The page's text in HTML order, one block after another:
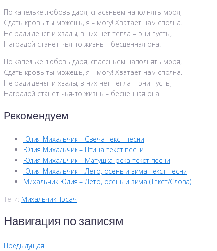
По капельке любовь даря, спасеньем наполнять моря,
Сдать кровь ты можешь, я – могу! Хватает нам сполна.
Не ради денег и хвалы, в них нет тепла – они пусты,
Наградой станет чья-то жизнь – бесценная она.
По капельке любовь даря, спасеньем наполнять моря,
Сдать кровь ты можешь, я – могу! Хватает нам сполна.
Не ради денег и хвалы, в них нет тепла – они пусты,
Наградой станет чья-то жизнь – бесценная она.
Рекомендуем
Юлия Михальчик – Свеча текст песни
Юлия Михальчик – Птица текст песни
Юлия Михальчик – Матушка-река текст песни
Юлия Михальчик – Лето, осень и зима текст песни
Михальчик Юлия – Лето, осень и зима (Текст/Слова)
Теги: МихальчикНосач
Навигация по записям
Предыдущая